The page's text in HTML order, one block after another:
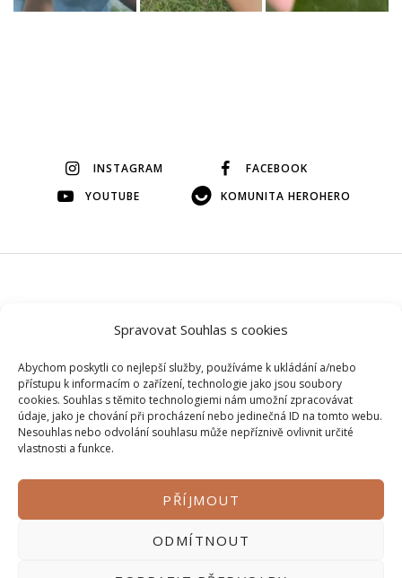
Spravovat Souhlas s cookies
Abychom poskytli co nejlepší služby, používáme k ukládání a/nebo
přístupu k informacím o zařízení, technologie jako jsou soubory
cookies. Souhlas s těmito technologiemi nám umožní zpracovávat
údaje, jako je chování při procházení nebo jedinečná ID na tomto webu.
Nesouhlas nebo odvolání souhlasu může nepříznivě ovlivnit určité
vlastnosti a funkce.
PŘÍJMOUT
ODMÍTNOUT
INSTAGRAM
FACEBOOK
YOUTUBE
KOMUNITA HEROHERO
svolení si ho prosím nepůjčujte.
Zásady ochrany osobních údajů